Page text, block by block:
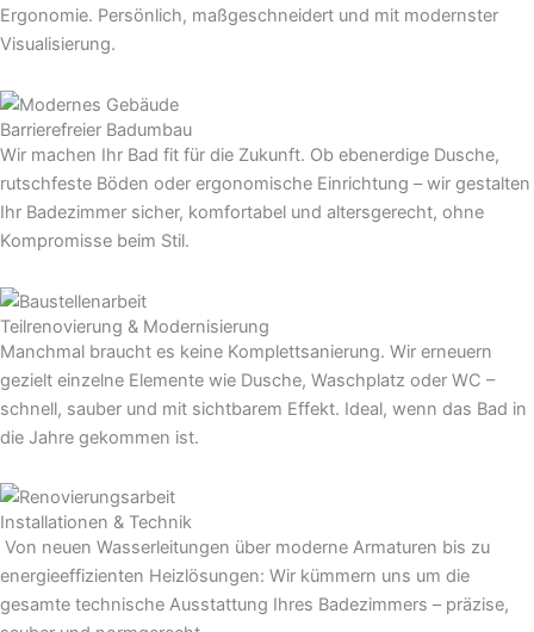
Ergonomie. Persönlich, maßgeschneidert und mit modernster
Visualisierung.
Barrierefreier Badumbau
Wir machen Ihr Bad fit für die Zukunft. Ob ebenerdige Dusche,
rutschfeste Böden oder ergonomische Einrichtung – wir gestalten
Ihr Badezimmer sicher, komfortabel und altersgerecht, ohne
Kompromisse beim Stil.
Teilrenovierung & Modernisierung
Manchmal braucht es keine Komplettsanierung. Wir erneuern
gezielt einzelne Elemente wie Dusche, Waschplatz oder WC –
schnell, sauber und mit sichtbarem Effekt. Ideal, wenn das Bad in
die Jahre gekommen ist.
Installationen & Technik
Von neuen Wasserleitungen über moderne Armaturen bis zu
energieeffizienten Heizlösungen: Wir kümmern uns um die
gesamte technische Ausstattung Ihres Badezimmers – präzise,